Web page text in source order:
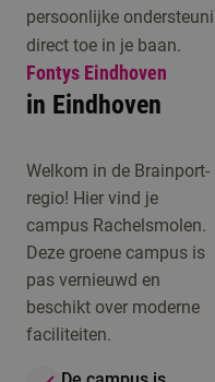
persoonlijke
direct toe in je baan.
Fontys Eindhoven
in Eindhoven
Welkom in de Brainport-
regio! Hier vind je
campus Rachelsmolen.
Deze groene campus is
pas vernieuwd en
beschikt over moderne
faciliteiten.